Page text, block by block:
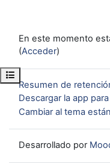
Abrir índice del curso
En este momento
(Acceder)
Resumen de
Descargar la app
Cambiar al tema
Desarrollado por